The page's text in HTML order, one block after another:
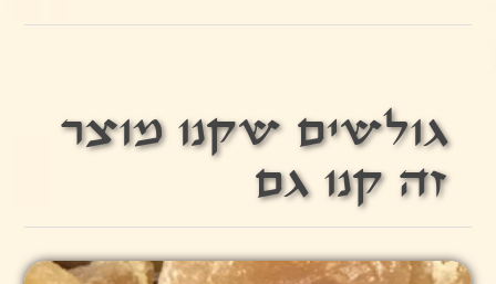
גולשים שקנו מוצר
זה קנו גם